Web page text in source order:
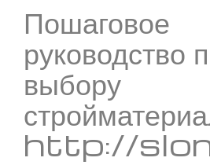
Пошаговое
руководство
выбору
http://